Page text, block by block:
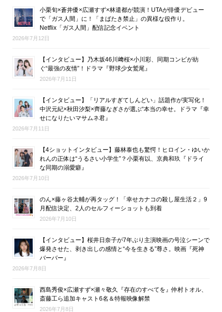
小栗旬×蒼井優×広瀬すず×林遣都が競演！UTAが俳優デビュー
で「ガス人間」に！「まばたき禁止」の異様な役作り。
Netflix「ガス人間」配信記念イベント
2026年7月12日
【インタビュー】乃木坂46川﨑桜×小川彩、同期コンビが紡
ぐ“最強の友情”！ドラマ『野球少女鷲尾』
2026年7月11日
【インタビュー】「リアルすぎてしんどい」話題作が実写化！
中沢元紀×秋田汐梨×齊藤なぎさが選ぶ“本当の幸せ。ドラマ『幸
せになりたいマサムネ君』
2026年7月11日
【4ショットインタビュー】藤林泰也も驚愕！ヒロイン・ゆいか
れんの正体は“うるさい小学生”？小栗有以、京典和玖『ドライ
な同期の溺愛癖』
2026年7月10日
のん×藤ヶ谷太輔が再タッグ！「幸せカナコの殺し屋生活２」9
月配信決定、2人のセルフィーショットも到着
2026年7月10日
【インタビュー】桜井日奈子が7年ぶり主演映画の号泣シーンで
爆発させた、剥き出しの感情と“今を生きる”尊さ。映画『死神
バーバー』
2026年7月8日
西島秀俊×広瀬すず×瀬々敬久『存在のすべてを』仲村トオル、
斎藤工ら追加キャスト6名＆特報映像解禁
2026年7月8日